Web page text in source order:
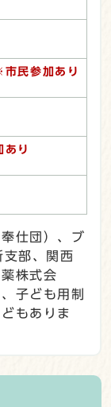
民参加あり
り
仕団）、ブ
支部、関西
株式会
子ども用制
もありま